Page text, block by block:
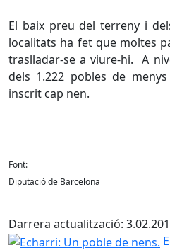
El baix preu del terreny i
localitats ha fet que moltes
traslladar-se a viure-hi. A
dels 1.222 pobles de
inscrit cap nen.
Font:
Diputació de Barcelona
Darrera actualització:
Echarri: Un poble de nens.